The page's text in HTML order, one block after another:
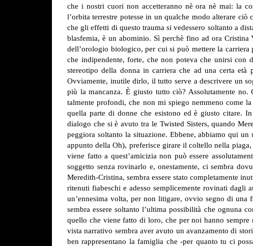
che i nostri cuori non accetteranno nè ora nè mai: la
l’orbita terrestre potesse in un qualche modo alterare ciò
che gli effetti di questo trauma si vedessero soltanto a
blasfemia, è un abominio. Sì perchè fino ad ora
dell’orologio biologico, per cui si può mettere la carriera
che indipendente, forte, che non poteva che unirsi
stereotipo della donna in carriera che ad una certa
Ovviamente, inutile dirlo, il tutto serve a descrivere un
più la mancanza. È giusto tutto ciò? Assolutamente
talmente profondi, che non mi spiego nemmeno come
quella parte di donne che esistono ed è giusto citare.
dialogo che si è avuto tra le Twisted Sisters, quando
peggiora soltanto la situazione. Ebbene, abbiamo qui
appunto della Oh), preferisce girare il coltello nella
viene fatto a quest’amicizia non può essere
soggetto senza rovinarlo e, onestamente, ci sembra
Meredith-Cristina, sembra essere stato completamente
ritenuti fiabeschi e adesso semplicemente rovinati dagli
un’ennesima volta, per non litigare, ovvio segno di
sembra essere soltanto l’ultima possibilità che ognuna
quello che viene fatto di loro, che per noi hanno
vista narrativo sembra aver avuto un avanzamento di
ben rappresentano la famiglia che -per quanto tu ci